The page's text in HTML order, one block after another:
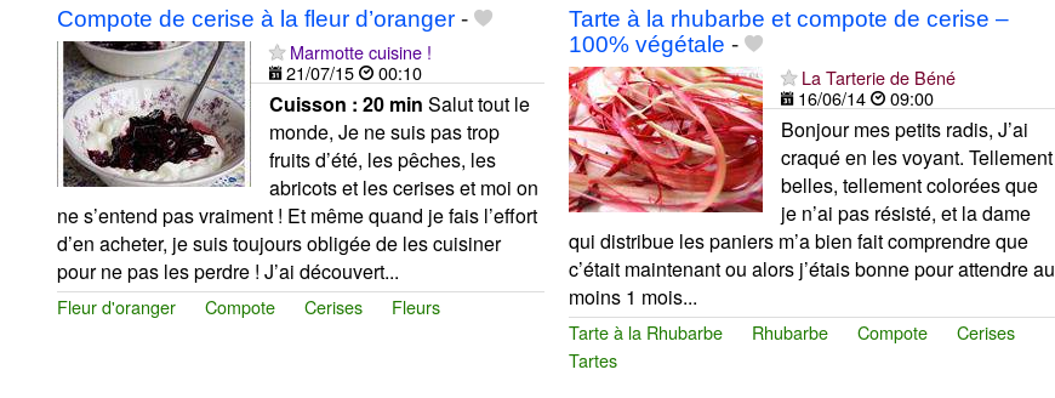
Compote de cerise à la fleur d’oranger -
Marmotte cuisine !
21/07/15
00:10
Cuisson : 20 min Salut tout le
monde, Je ne suis pas trop
fruits d’été, les pêches, les
abricots et les cerises et moi on
ne s’entend pas vraiment ! Et même quand je fais l’effort
d’en acheter, je suis toujours obligée de les cuisiner
pour ne pas les perdre ! J’ai découvert...
Fleur d'oranger Compote Cerises Fleurs
Tarte à la rhubarbe et compote de cerise –
100% végétale -
La Tarterie de Béné
16/06/14
09:00
Bonjour mes petits radis, J’ai
craqué en les voyant. Tellement
belles, tellement colorées que
je n’ai pas résisté, et la dame
qui distribue les paniers m’a bien fait comprendre que
c’était maintenant ou alors j’étais bonne pour attendre au
moins 1 mois...
Tarte à la Rhubarbe Rhubarbe Compote
Cerises
Tartes